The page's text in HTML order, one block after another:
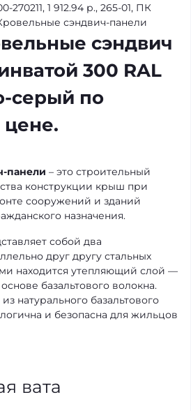
270211, 1 912.94 р., 265-01, ПК
сэндвич-панели
сэндвич
300 RAL
серый по
панели – это строительный
конструкции крыш при
сооружений и зданий
назначения.
собой два
друг другу стальных
находится утепляющий слой —
базальтового волокна.
натурального базальтового
и безопасна для жильцов
вата